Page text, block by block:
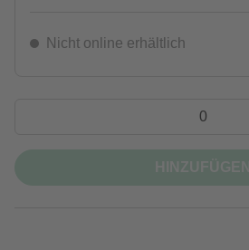
Nicht online erhältlich